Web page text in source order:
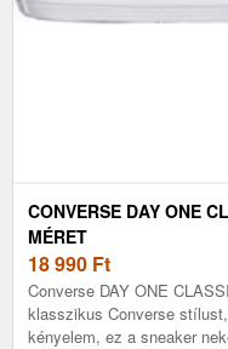
CONVERSE DAY ONE
MÉRET
18 990 Ft
Converse DAY ONE
klasszikus Converse
kényelem, ez a sneaker